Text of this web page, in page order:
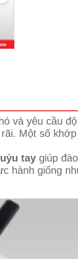
và yêu cầu
Một số
tay giúp
hành giống